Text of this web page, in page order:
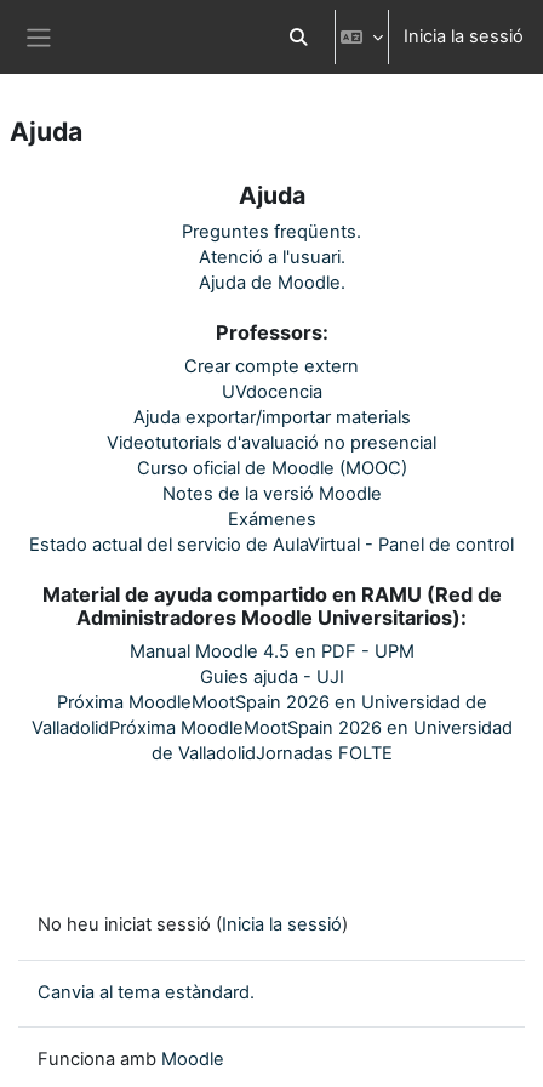
Commuta l'entrada de la cerca
Inicia la sessió
Ajuda
Ajuda
Preguntes freqüents.
Atenció a l'usuari.
Ajuda de Moodle.
Professors:
Crear compte extern
UVdocencia
Ajuda exportar/importar materials
Videotutorials d'avaluació no presencial
Curso oficial de Moodle (MOOC)
Notes de la versió Moodle
Exámenes
Estado actual del servicio de AulaVirtual - Panel de control
Material de ayuda compartido en RAMU (Red de
Administradores Moodle Universitarios):
Manual Moodle 4.5 en PDF - UPM
Guies ajuda - UJI
Próxima MoodleMootSpain 2026 en Universidad de
ValladolidPróxima MoodleMootSpain 2026 en Universidad
de ValladolidJornadas FOLTE
No heu iniciat sessió (Inicia la sessió)
Canvia al tema estàndard.
Funciona amb Moodle